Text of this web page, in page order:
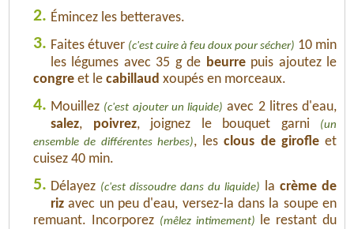
2. Émincez les betteraves.
3. Faites étuver (c'est cuire à feu doux pour sécher) 10 min
les légumes avec 35 g de beurrepuis ajoutez le
congre et le cabillaud xoupés en morceaux.
4. Mouillez (c'est ajouter un liquide) avec 2 litres d'eau,
salez, poivrez, joignez le bouquet garni
(un
ensemble de différentes herbes), lesclous de girofleet
cuisez 40 min.
5. Délayez (c'est dissoudre dans du liquide) la crème de
riz avec un peu d'eau, versez-la dans la soupe en
remuant. Incorporez (mêlez intimement)
le restant du